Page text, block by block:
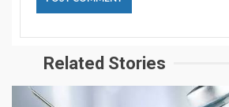
Related Stories